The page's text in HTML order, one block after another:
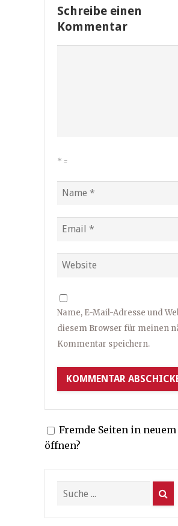
Schreibe einen
Kommentar
* =
Name, E-Mail-Adresse und
diesem Browser für meinen
Kommentar speichern.
Fremde Seiten in
öffnen?